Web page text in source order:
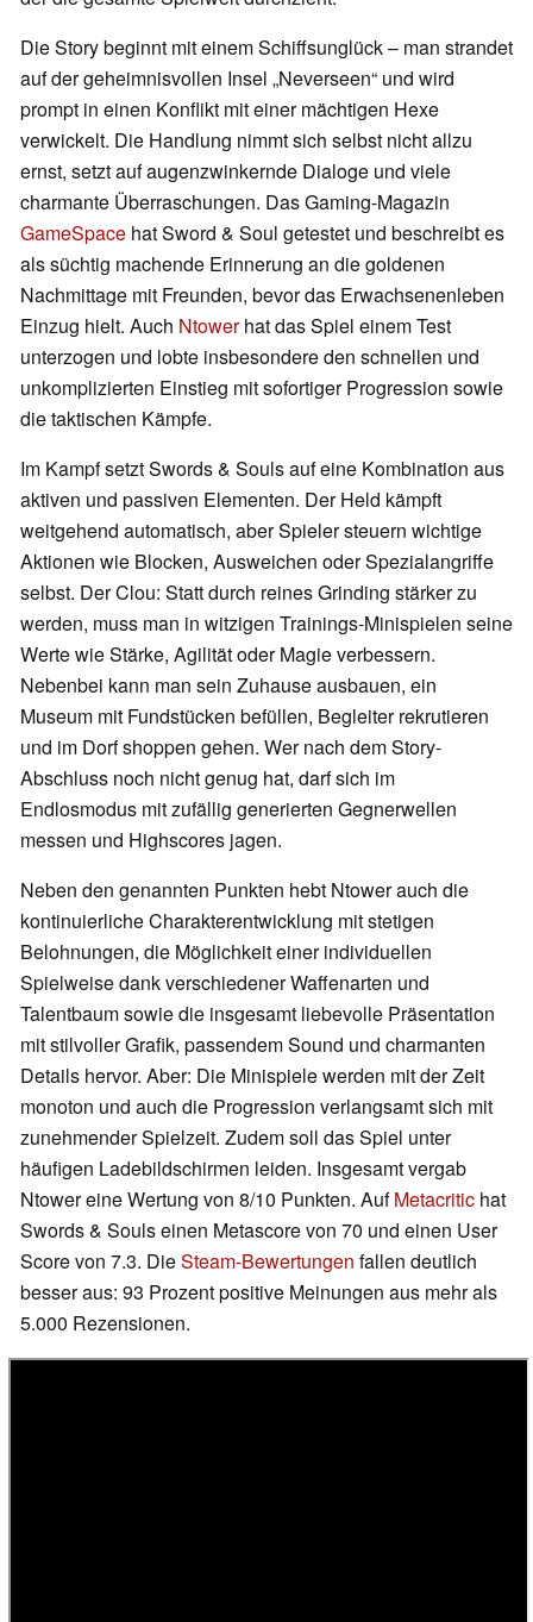
Die Story beginnt mit einem Schiffsunglück – man strandet
auf der geheimnisvollen Insel „Neverseen“ und wird
prompt in einen Konflikt mit einer mächtigen Hexe
verwickelt. Die Handlung nimmt sich selbst nicht allzu
ernst, setzt auf augenzwinkernde Dialoge und viele
charmante Überraschungen. Das Gaming-Magazin
GameSpace hat Sword & Soul getestet und beschreibt es
als süchtig machende Erinnerung an die goldenen
Nachmittage mit Freunden, bevor das Erwachsenenleben
Einzug hielt. Auch Ntowerhat das Spiel einem Test
unterzogen und lobte insbesondere den schnellen und
unkomplizierten Einstieg mit sofortiger Progression sowie
die taktischen Kämpfe.
Im Kampf setzt Swords & Souls auf eine Kombination aus
aktiven und passiven Elementen. Der Held kämpft
weitgehend automatisch, aber Spieler steuern wichtige
Aktionen wie Blocken, Ausweichen oder Spezialangriffe
selbst. Der Clou: Statt durch reines Grinding stärker zu
werden, muss man in witzigen Trainings-Minispielen seine
Werte wie Stärke, Agilität oder Magie verbessern.
Nebenbei kann man sein Zuhause ausbauen, ein
Museum mit Fundstücken befüllen, Begleiter rekrutieren
und im Dorf shoppen gehen. Wer nach dem Story-
Abschluss noch nicht genug hat, darf sich im
Endlosmodus mit zufällig generierten Gegnerwellen
messen und Highscores jagen.
Neben den genannten Punkten hebt Ntower auch die
kontinuierliche Charakterentwicklung mit stetigen
Belohnungen, die Möglichkeit einer individuellen
Spielweise dank verschiedener Waffenarten und
Talentbaum sowie die insgesamt liebevolle Präsentation
mit stilvoller Grafik, passendem Sound und charmanten
Details hervor. Aber: Die Minispiele werden mit der Zeit
monoton und auch die Progression verlangsamt sich mit
zunehmender Spielzeit. Zudem soll das Spiel unter
häufigen Ladebildschirmen leiden. Insgesamt vergab
Ntower eine Wertung von 8/10 Punkten. AufMetacritic hat
Swords & Souls einen Metascore von 70 und einen User
Score von 7.3. DieSteam-Bewertungen fallen deutlich
besser aus: 93 Prozent positive Meinungen aus mehr als
5.000 Rezensionen.